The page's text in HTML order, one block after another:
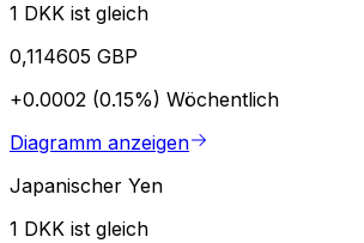
1 DKK ist gleich
0,114605 GBP
+0.0002 (0.15%) Wöchentlich
Diagramm anzeigen
Japanischer Yen
1 DKK ist gleich